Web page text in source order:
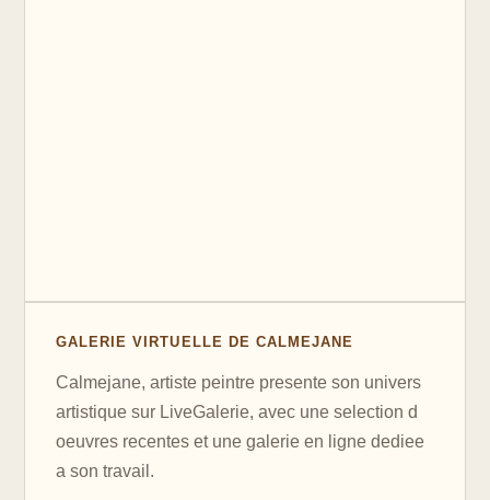
GALERIE VIRTUELLE DE CALMEJANE
Calmejane, artiste peintre presente son univers
artistique sur LiveGalerie, avec une selection d
oeuvres recentes et une galerie en ligne dediee
a son travail.